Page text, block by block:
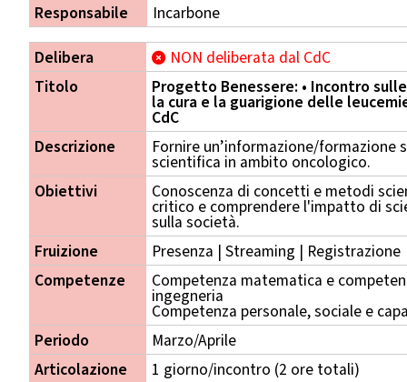
Responsabile
Incarbone
Delibera
NON deliberata dal CdC
Titolo
Progetto Benessere: • Incontro
la cura e la guarigione delle
CdC
Descrizione
Fornire un’informazione/formazione
scientifica in ambito oncologico.
Obiettivi
Conoscenza di concetti e metodi
critico e comprendere l'impatto di
sulla società.
Fruizione
Presenza | Streaming | Registrazione
Competenze
Competenza matematica e
ingegneria
Competenza personale, sociale e
Periodo
Marzo/Aprile
Articolazione
1 giorno/incontro (2 ore totali)